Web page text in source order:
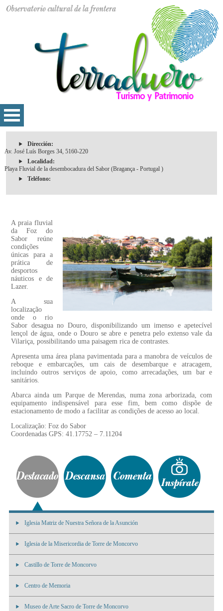
Dirección:
Av. José Luís Borges 34, 5160-220
Localidad:
Playa Fluvial de la desembocadura del Sabor (Bragança - Portugal )
Teléfono:
A praia fluvial
da Foz do
Sabor reúne
condições
únicas para a
prática de
desportos
náuticos e de
Lazer.
A sua
localização
onde o rio
Sabor desagua no Douro, disponibilizando um imenso e apetecível
lençol de água, onde o Douro se abre e penetra pelo extenso vale da
Vilariça, possibilitando uma paisagem rica de contrastes.
Apresenta uma área plana pavimentada para a manobra de veículos de
reboque e embarcações, um cais de desembarque e atracagem,
incluindo outros serviços de apoio, como arrecadações, um bar e
sanitários.
Abarca ainda um Parque de Merendas, numa zona arborizada, com
equipamento indispensável para esse fim, bem como dispõe de
estacionamento de modo a facilitar as condições de acesso ao local.
Localização: Foz do Sabor
Coordenadas GPS: 41.17752 – 7.11204
Iglesia Matriz de Nuestra Señora de la Asunción
Iglesia de la Misericordia de Torre de Moncorvo
Castillo de Torre de Moncorvo
Centro de Memoria
Museo de Arte Sacro de Torre de Moncorvo